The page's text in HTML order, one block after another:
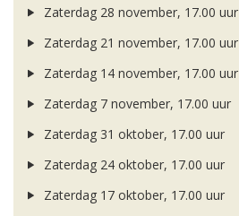
Zaterdag 28 november, 17.00 uur
Zaterdag 21 november, 17.00 uur
Zaterdag 14 november, 17.00 uur
Zaterdag 7 november, 17.00 uur
Zaterdag 31 oktober, 17.00 uur
Zaterdag 24 oktober, 17.00 uur
Zaterdag 17 oktober, 17.00 uur